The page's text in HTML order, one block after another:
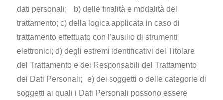
dati personali; b) delle finalità e modalità del
trattamento; c) della logica applicata in caso di
trattamento effettuato con l’ausilio di strumenti
elettronici; d) degli estremi identificativi del Titolare
del Trattamento e dei Responsabili del Trattamento
dei Dati Personali; e) dei soggetti o delle categorie di
soggetti ai quali i Dati Personali possono essere